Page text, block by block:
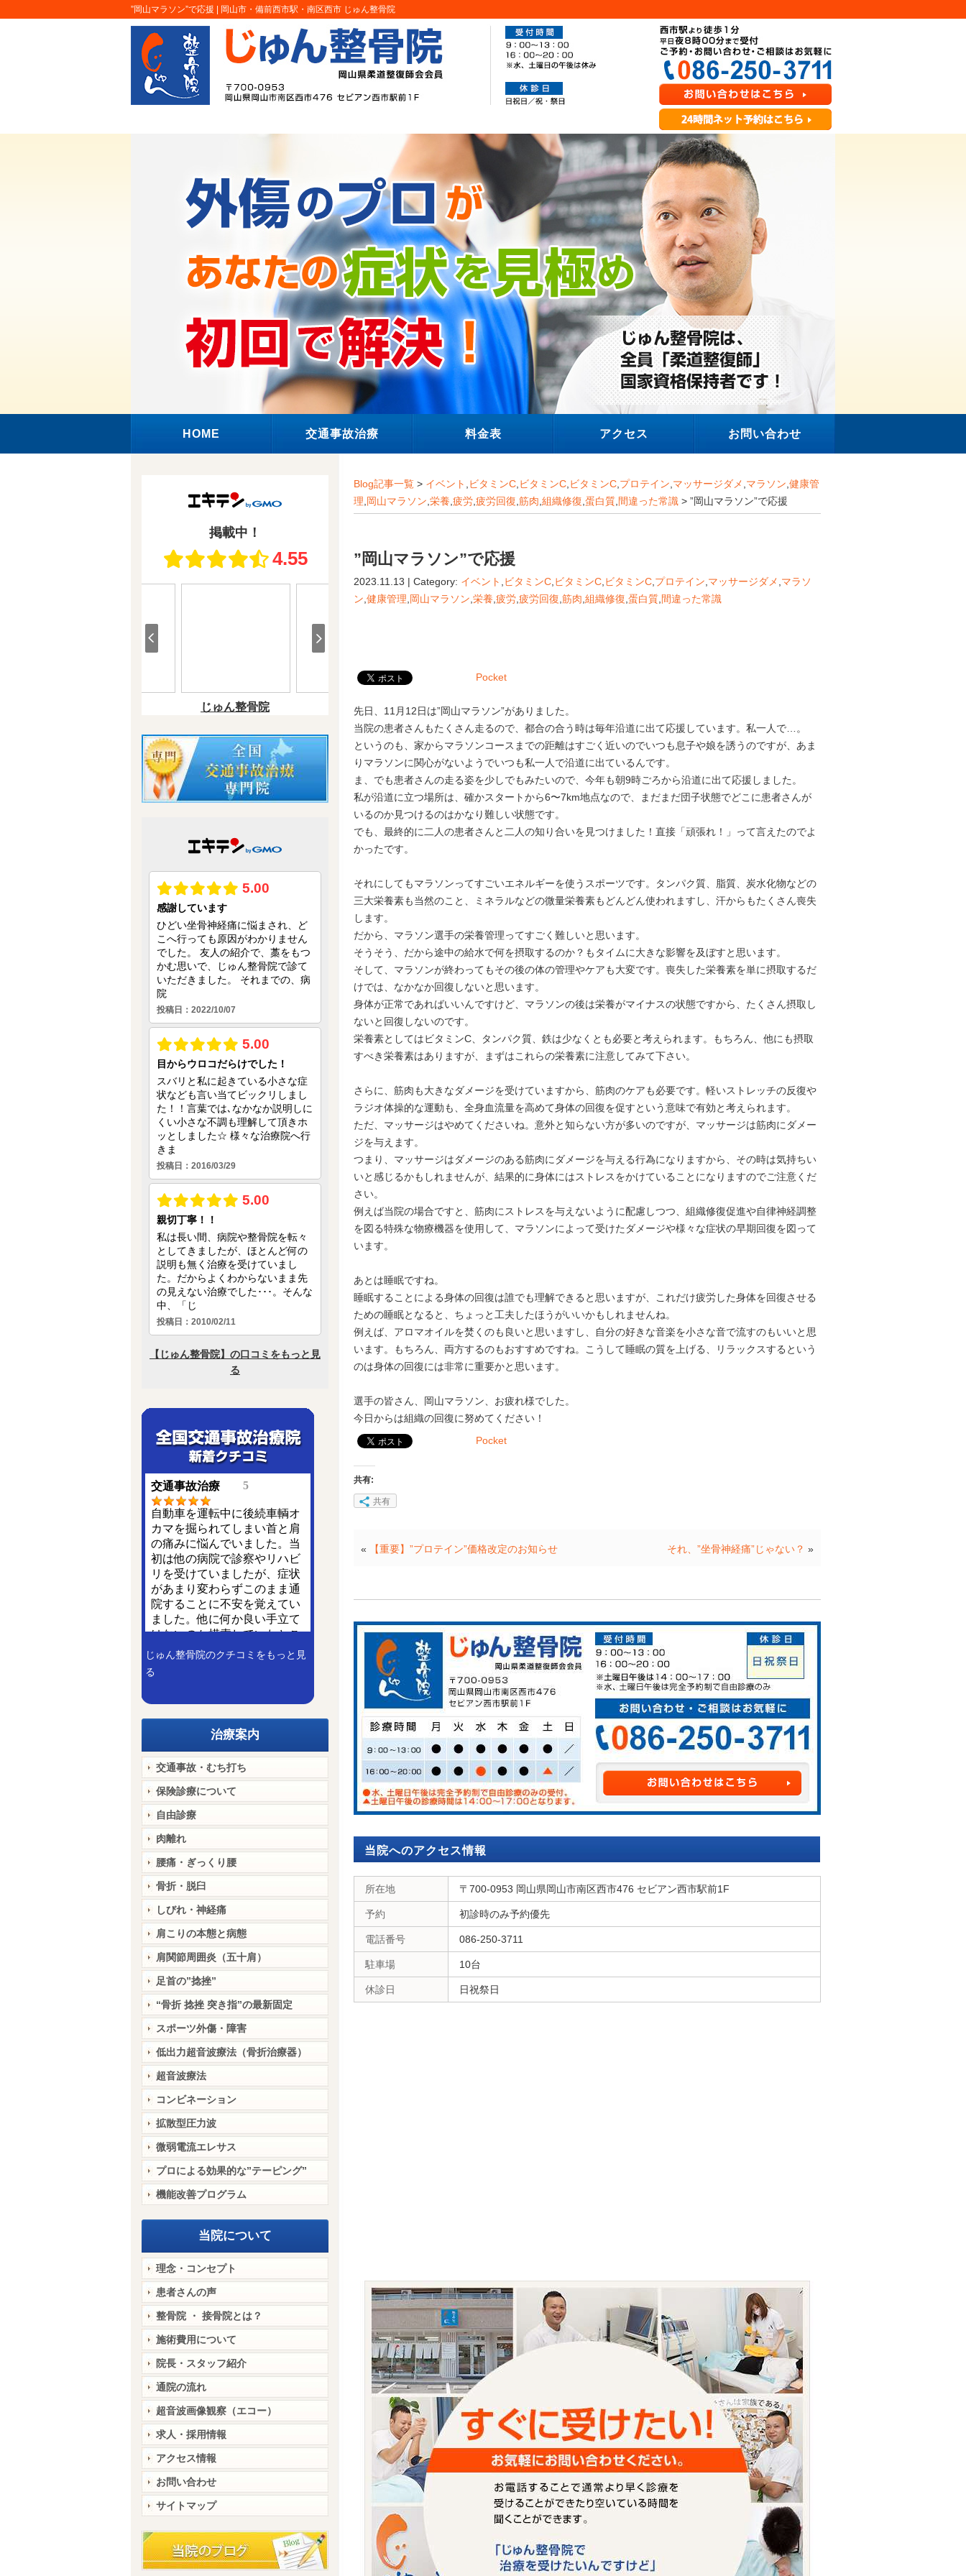
”岡山マラソン”で応援 | 岡山市・備前西市駅・南区西市 じゅん整骨院
HOME 交通事故治療 料金表 アクセス お問い合わせ
Blog記事一覧 > イベント ビタミンC ビタミンC ビタミンC プロテイン マッサージダメ マラソン 健康管
理 岡山マラソン 栄養 疲労 疲労回復 筋肉 組織修復 蛋白質 間違った常識 > ”岡山マラソン”で応援
”岡山マラソン”で応援
2023.11.13 | Category: イベント ビタミンC ビタミンC ビタミンC プロテイン マッサージダメ マラソ
ン 健康管理 岡山マラソン 栄養 疲労 疲労回復 筋肉 組織修復 蛋白質 間違った常識
Pocket
先日、11月12日は”岡山マラソン”がありました。
当院の患者さんもたくさん走るので、都合の合う時は毎年沿道に出て応援しています。私一人で…。
というのも、家からマラソンコースまでの距離はすごく近いのでいつも息子や娘を誘うのですが、あま
りマラソンに関心がないようでいつも私一人で沿道に出ているんです。
ま、でも患者さんの走る姿を少しでもみたいので、今年も朝9時ごろから沿道に出て応援しました。
私が沿道に立つ場所は、確かスタートから6〜7km地点なので、まだまだ団子状態でどこに患者さんが
いるのか見つけるのはかなり難しい状態です。
でも、最終的に二人の患者さんと二人の知り合いを見つけました！直接「頑張れ！」って言えたのでよ
かったです。
それにしてもマラソンってすごいエネルギーを使うスポーツです。タンパク質、脂質、炭水化物などの
三大栄養素も当然のこと、ミネラルなどの微量栄養素もどんどん使われますし、汗からもたくさん喪失
します。
だから、マラソン選手の栄養管理ってすごく難しいと思います。
そうそう、だから途中の給水で何を摂取するのか？もタイムに大きな影響を及ぼすと思います。
そして、マラソンが終わってもその後の体の管理やケアも大変です。喪失した栄養素を単に摂取するだ
けでは、なかなか回復しないと思います。
身体が正常であればいいんですけど、マラソンの後は栄養がマイナスの状態ですから、たくさん摂取し
ないと回復しないのです。
栄養素としてはビタミンC、タンパク質、鉄は少なくとも必要と考えられます。もちろん、他にも摂取
すべき栄養素はありますが、まずはこれらの栄養素に注意してみて下さい。
さらに、筋肉も大きなダメージを受けていますから、筋肉のケアも必要です。軽いストレッチの反復や
ラジオ体操的な運動も、全身血流量を高めて身体の回復を促すという意味で有効と考えられます。
ただ、マッサージはやめてくださいね。意外と知らない方が多いのですが、マッサージは筋肉にダメー
ジを与えます。
つまり、マッサージはダメージのある筋肉にダメージを与える行為になりますから、その時は気持ちい
いと感じるかもしれませんが、結果的に身体にはストレスをかけていることになりますのでご注意くだ
さい。
例えば当院の場合ですと、筋肉にストレスを与えないように配慮しつつ、組織修復促進や自律神経調整
を図る特殊な物療機器を使用して、マラソンによって受けたダメージや様々な症状の早期回復を図って
います。
あとは睡眠ですね。
睡眠することによる身体の回復は誰でも理解できると思いますが、これだけ疲労した身体を回復させる
ための睡眠となると、ちょっと工夫したほうがいいかもしれませんね。
例えば、アロマオイルを焚くのも良いと思いますし、自分の好きな音楽を小さな音で流すのもいいと思
います。もちろん、両方するのもおすすめですね。こうして睡眠の質を上げる、リラックスするという
のは身体の回復には非常に重要かと思います。
選手の皆さん、岡山マラソン、お疲れ様でした。
今日からは組織の回復に努めてください！
Pocket
共有:
共有
それ、”坐骨神経痛”じゃない？ »
« 【重要】”プロテイン”価格改定のお知らせ
当院へのアクセス情報
所在地 〒700-0953 岡山県岡山市南区西市476 セビアン西市駅前1F
予約 初診時のみ予約優先
電話番号 086-250-3711
駐車場 10台
休診日 日祝祭日
じゅん整骨院のクチコミをもっと見
る
治療案内
交通事故・むち打ち
保険診療について
自由診療
肉離れ
腰痛・ぎっくり腰
骨折・脱臼
しびれ・神経痛
肩こりの本態と病態
肩関節周囲炎（五十肩）
足首の”捻挫”
“骨折 捻挫 突き指”の最新固定
スポーツ外傷・障害
低出力超音波療法（骨折治療器）
超音波療法
コンビネーション
拡散型圧力波
微弱電流エレサス
プロによる効果的な”テーピング”
機能改善プログラム
当院について
理念・コンセプト
患者さんの声
整骨院 ・ 接骨院とは？
施術費用について
院長・スタッフ紹介
通院の流れ
超音波画像観察（エコー）
求人・採用情報
アクセス情報
お問い合わせ
サイトマップ